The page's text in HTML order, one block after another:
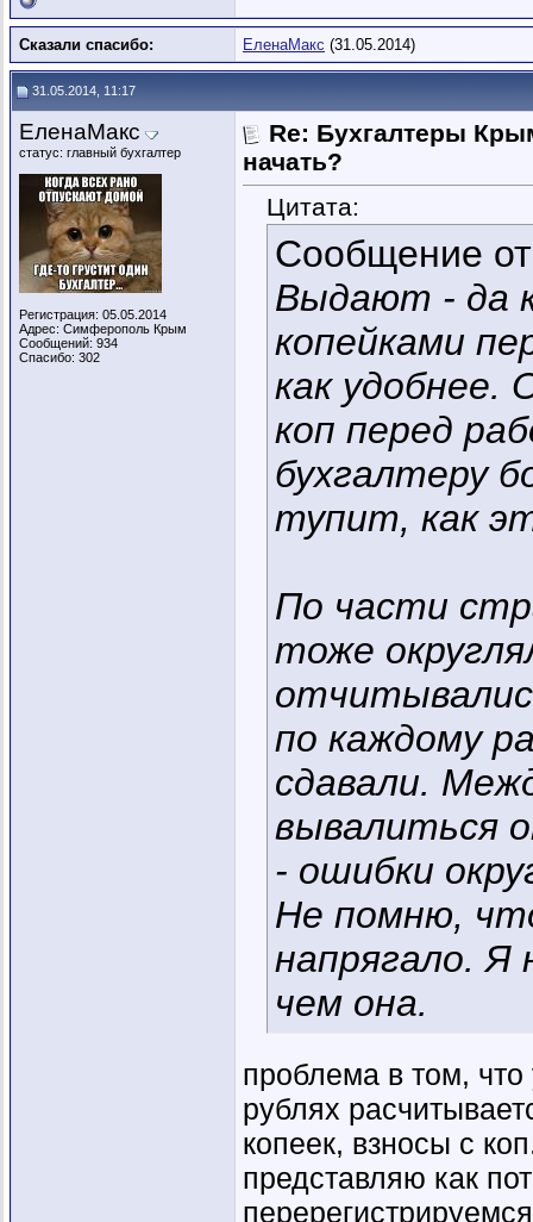
Сказали спасибо: ЕленаМакс (31.05.2014)
31.05.2014, 11:17
ЕленаМакс
статус: главный бухгалтер
Регистрация: 05.05.2014
Адрес: Симферополь Крым
Сообщений: 934
Спасибо: 302
Re: Бухгалтеры
начать?
Цитата:
Сообщение
Выдают - да
копейками
как удобнее.
коп перед
бухгалтеру
тупит, как
По части
тоже
по каждому
сдавали.
вывалиться
- ошибки
Не помню,
напрягало. Я
чем она.
проблема в том, что
рублях
копеек, взносы с
представляю как